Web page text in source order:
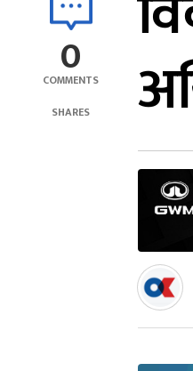
0
COMMENTS
SHARES